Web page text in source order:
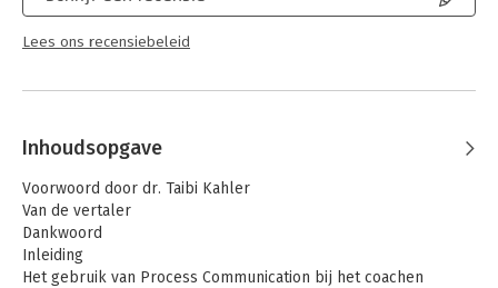
Lees ons recensiebeleid
Inhoudsopgave
Voorwoord door dr. Taibi Kahler
Van de vertaler
Dankwoord
Inleiding
Het gebruik van Process Communication bij het coachen